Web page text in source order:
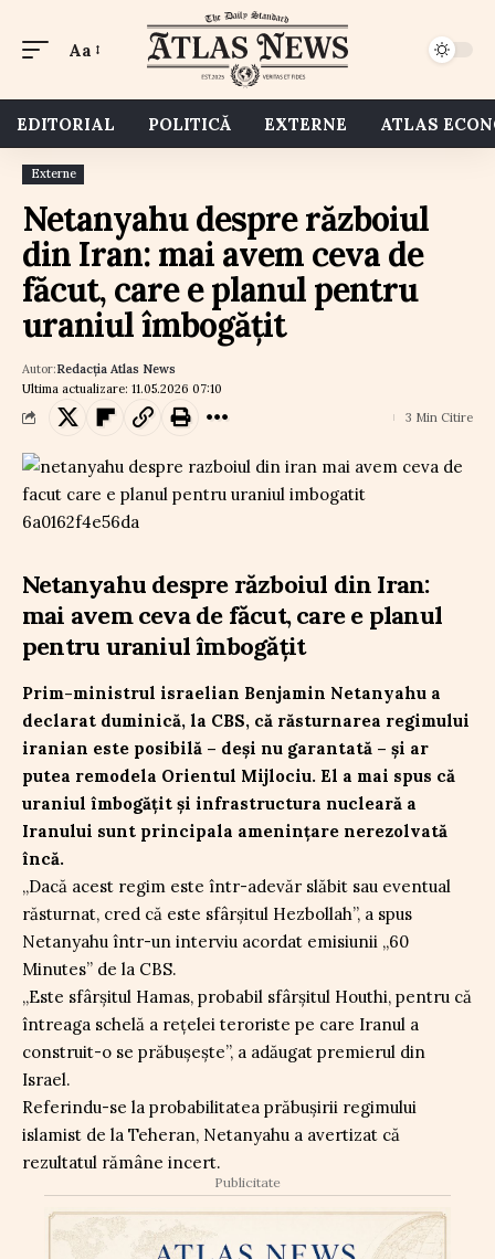
Aa
EDITORIAL POLITICĂ EXTERNE ATLAS
Externe
Netanyahu despre războiul
din Iran: mai avem ceva de
făcut, care e planul pentru
uraniul îmbogățit
Ultima actualizare: 11.05.2026 07:10
Autor:Redacția Atlas News
3 Min Citire
Netanyahu despre războiul din Iran:
mai avem ceva de făcut, care e planul
pentru uraniul îmbogățit
Prim-ministrul israelian Benjamin Netanyahu a
declarat duminică, la CBS, că răsturnarea regimului
iranian este posibilă – deși nu garantată – și ar
putea remodela Orientul Mijlociu. El a mai spus că
uraniul îmbogățit și infrastructura nucleară a
Iranului sunt principala amenințare nerezolvată
încă.
„Dacă acest regim este într-adevăr slăbit sau eventual
răsturnat, cred că este sfârșitul Hezbollah”, a spus
Netanyahu într-un interviu acordat emisiunii „60
Minutes” de la CBS.
„Este sfârșitul Hamas, probabil sfârșitul Houthi, pentru că
întreaga schelă a rețelei teroriste pe care Iranul a
construit-o se prăbușește”, a adăugat premierul din
Israel.
Referindu-se la probabilitatea prăbușirii regimului
islamist de la Teheran, Netanyahu a avertizat că
rezultatul rămâne incert.
Publicitate